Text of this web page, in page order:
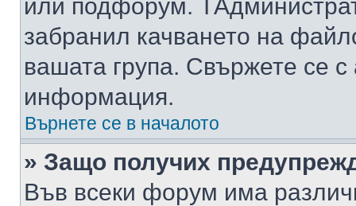
или подфорум.
забранил качването на
вашата група. Свържете се
информация.
Върнете се в началото
» Защо получих
Във всеки форум има